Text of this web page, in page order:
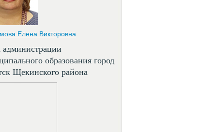
Елена Викторовна
администрации
образования город
Щекинского района